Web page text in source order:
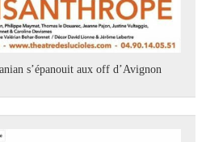
s’épanouit aux off d’Avignon